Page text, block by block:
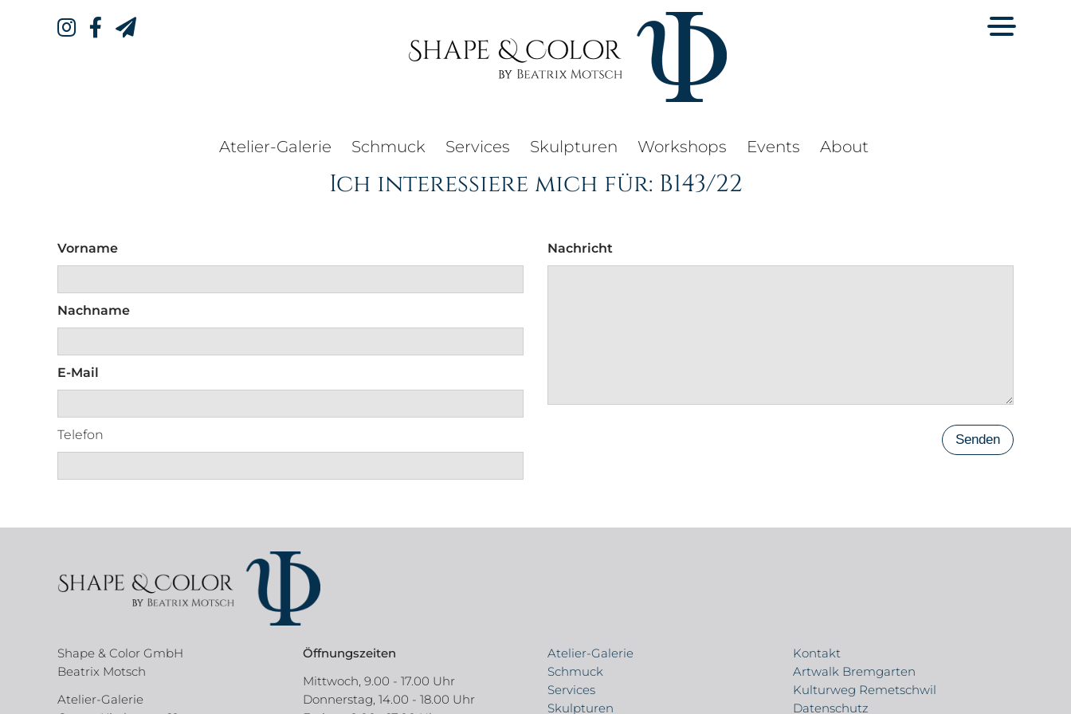
Atelier-Galerie Schmuck Services Skulpturen Workshops Events About
Ich interessiere mich für: B143/22
Vorname
Nachname
E-Mail
Telefon
Nachricht
Senden
Shape & Color GmbH
Beatrix Motsch
Atelier-Galerie
Öffnungszeiten
Mittwoch, 9.00 - 17.00 Uhr
Donnerstag, 14.00 - 18.00 Uhr
Atelier-Galerie
Schmuck
Services
Skulpturen
Kontakt
Artwalk Bremgarten
Kulturweg Remetschwil
Datenschutz